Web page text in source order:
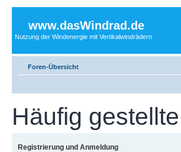
www.dasWindrad.de
Nutzung der Windenergie mit Vertikalwindrädern
Foren-Übersicht
Häufig
Registrierung und Anmeldung